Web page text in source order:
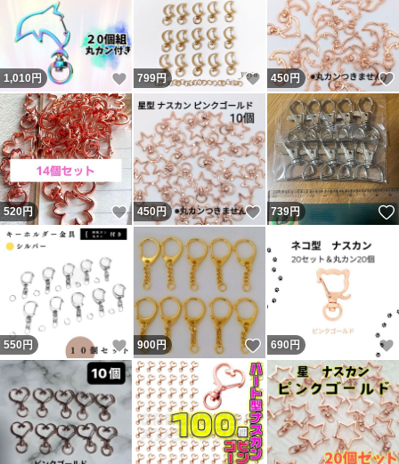
1,010 円 いいね！
799円 いいね！
450円
520円 いいね！
450円 いいね！
739円
550 円 いいね！
900円 いいね！
690 円